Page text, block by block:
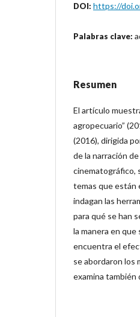
DOI: https://
Palabras clave:
Resumen
El artículo
agropecuario”
(2016), dirigida
de la narración
cinematográfico,
temas que están
indagan las
para qué se han
la manera en
encuentra el
se abordaron los
examina también